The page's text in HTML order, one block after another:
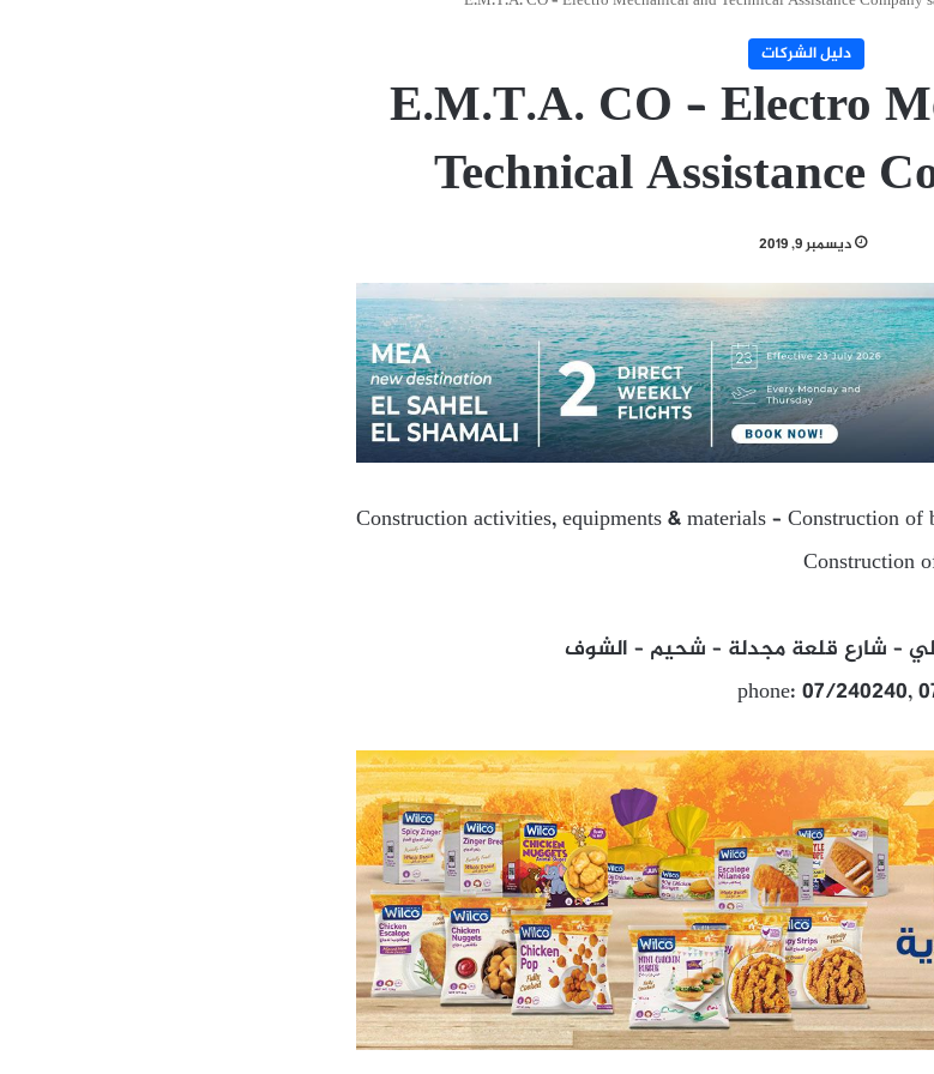
دليل الشركات
E.M.T.A. CO – Electro
Technical Assistance
ديسمبر 9, 2019
Construction activities, equipments & materials – Construction
Construction
– شارع قلعة مجدلة – شحيم – الشوف
phone: 07/240240,